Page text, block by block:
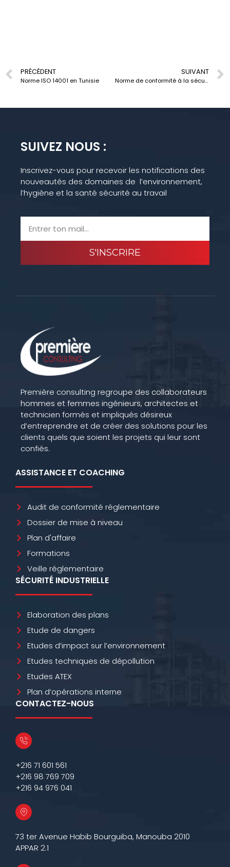
PRÉCÉDENT
Norme ISO 14001 en Tunisie
SUIVANT
Norme de conformité à la sécurité alimentaire ISO 22000 en Tunisie
SUIVEZ NOUS :
Inscrivez-vous pour recevoir les notifications des
nouveautés des domaines de l’environnement,
l’hygiène et la santé sécurité au travail
S'INSCRIRE
Première consulting regroupe des collaborateurs
hommes et femmes ingénieurs, architectes et
technicien formés et impliqués désireux
d’entreprendre et de créer des solutions pour les
clients quels que soient les projets qui leur sont
confiés.
ASSISTANCE ET COACHING
Audit de conformité réglementaire
Dossier de mise à niveau
Plan d'affaire
Formations
Veille réglementaire
SÉCURITÉ INDUSTRIELLE
Elaboration des plans
Etude de dangers
Etudes d’impact sur l’environnement
Etudes techniques de dépollution
Etudes ATEX
Plan d’opérations interne
CONTACTEZ-NOUS
+216 71 601 561
+216 98 769 709
+216 94 976 041
73 ter Avenue Habib Bourguiba, Manouba 2010
APPAR 2.1